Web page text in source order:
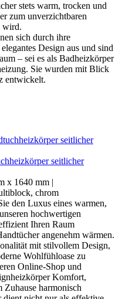
stets warm, trocken und
zum unverzichtbaren
wird.
sich durch ihre
Design aus und sind
– sei es als Badheizkörper
Sie wurden mit Blick
entwickelt.
seitlicher
x 1640 mm |
chrom
den Luxus eines warmen,
hochwertigen
Ihren Raum
angenehm wärmen.
mit stilvollem Design,
Wohlfühloase zu
Online-Shop und
Komfort,
harmonisch